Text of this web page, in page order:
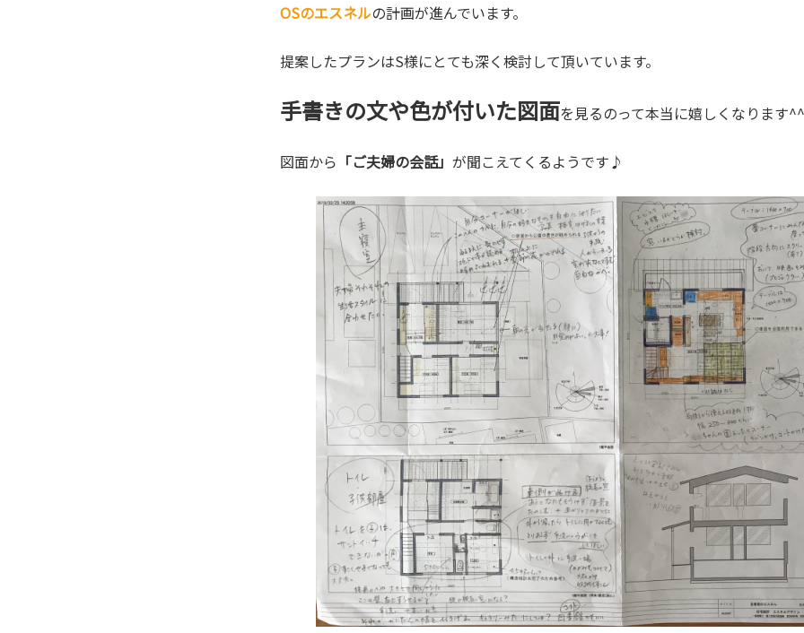
OSのエスネルの計画が進んでいます。
提案したプランはS様にとても深く検討して頂いています。
手書きの文や色が付いた図面を見るのって本当に嬉しくなります^^
図面から 「ご夫婦の会話」 が聞こえてくるようです♪